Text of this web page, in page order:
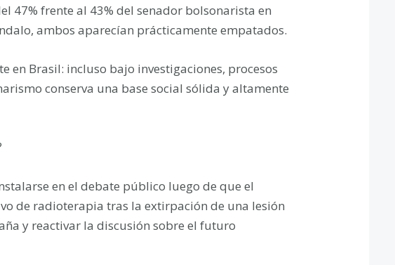
47% frente al 43% del senador bolsonarista en
ambos aparecían prácticamente empatados.
en Brasil: incluso bajo investigaciones, procesos
conserva una base social sólida y altamente
en el debate público luego de que el
de radioterapia tras la extirpación de una lesión
y reactivar la discusión sobre el futuro